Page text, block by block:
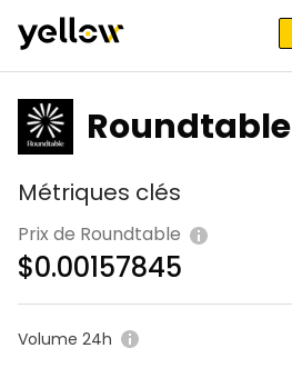
Roundtable
Métriques clés
Prix de Roundtable
$0.00157845
Volume 24h